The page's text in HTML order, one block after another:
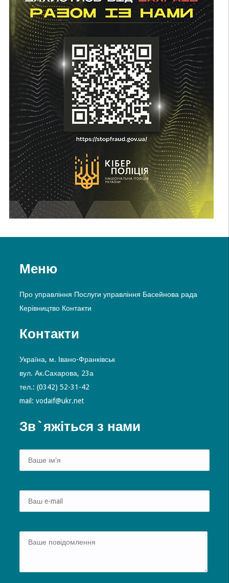
Меню
Про управління Послуги управління Басейнова рада
Керівництво Контакти
Контакти
Україна, м. Івано-Франківськ
вул. Ак.Сахарова, 23а
тел.: (0342) 52-31-42
mail: vodaif@ukr.net
Зв`яжіться з нами